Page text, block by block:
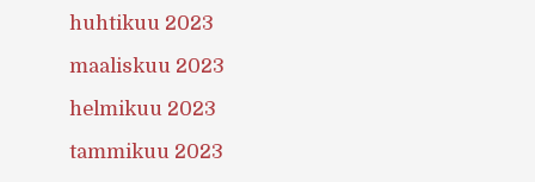
huhtikuu 2023
maaliskuu 2023
helmikuu 2023
tammikuu 2023